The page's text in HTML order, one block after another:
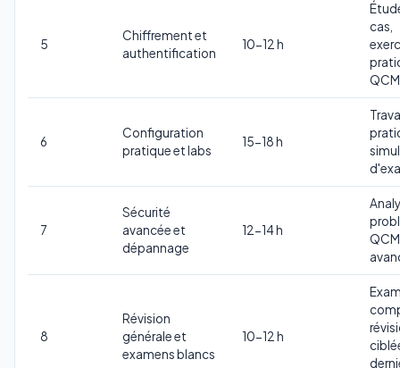
5
Chiffrement et
authentification
10-12 h
cas,
QCM
6
Configuration
pratique et labs
15-18 h
7
Sécurité
avancée et
dépannage
12-14 h
QCM
8
Révision
générale et
examens blancs
10-12 h